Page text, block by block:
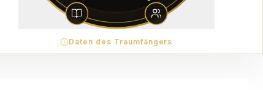
Daten des Traumfängers